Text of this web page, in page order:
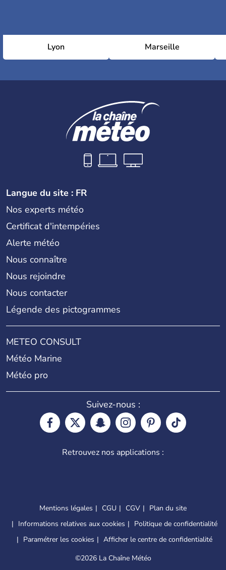
Lyon Marseille
Langue du site : FR
Nos experts météo
Certificat d'intempéries
Alerte météo
Nous connaître
Nous rejoindre
Nous contacter
Légende des pictogrammes
METEO CONSULT
Météo Marine
Météo pro
Suivez-nous :
Retrouvez nos applications :
Mentions légales CGU CGV
Plan du site
Informations relatives aux cookies
Politique de confidentialité
Paramétrer les cookies
Afficher le centre de confidentialité
©2026 La Chaîne Météo